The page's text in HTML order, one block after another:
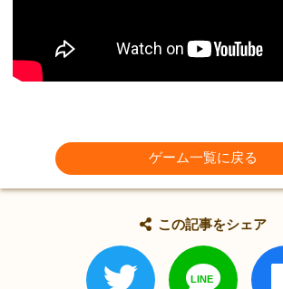
ゲーム一覧に戻る
この記事をシェア